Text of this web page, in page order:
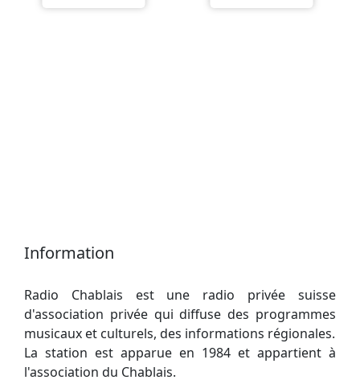
Information
Radio Chablais est une radio privée suisse
d'association privée qui diffuse des programmes
musicaux et culturels, des informations régionales.
La station est apparue en 1984 et appartient à
l'association du Chablais.